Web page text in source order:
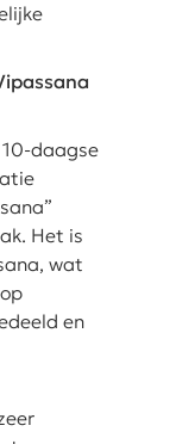
daagse
Het is
wat
en